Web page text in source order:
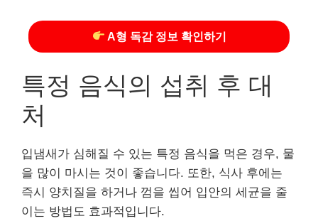
A형 독감 정보 확인하기
특정 음식의 섭취 후 대
처
입냄새가 심해질 수 있는 특정 음식을 먹은 경우, 물
을 많이 마시는 것이 좋습니다. 또한, 식사 후에는
즉시 양치질을 하거나 껌을 씹어 입안의 세균을 줄
이는 방법도 효과적입니다.